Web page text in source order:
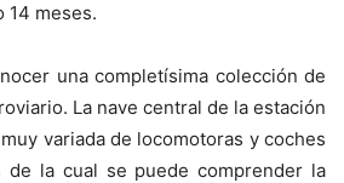
14 meses.
una completísima colección de
La nave central de la estación
variada de locomotoras y coches
de la cual se puede comprender la